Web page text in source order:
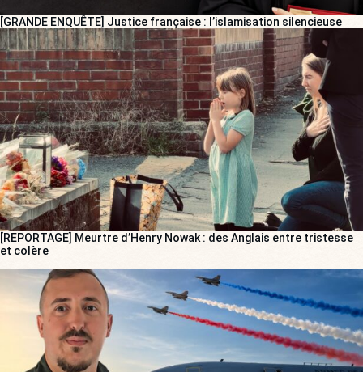
[GRANDE ENQUÊTE] Justice française : l’islamisation silencieuse
[REPORTAGE] Meurtre d’Henry Nowak : des Anglais entre tristesse
et colère